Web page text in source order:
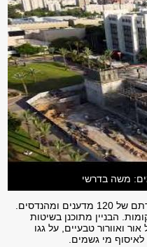
בניין המעבדות החדש לננו-מדע ולננו-טכנולוגיה ישמש כמקום עבודתם של 120 מדענים ומהנדסים.
קומות. הבניין מתוכנן בשיטות
ואוורור טבעיים, על גגו
לאיסוף מי גשמים.